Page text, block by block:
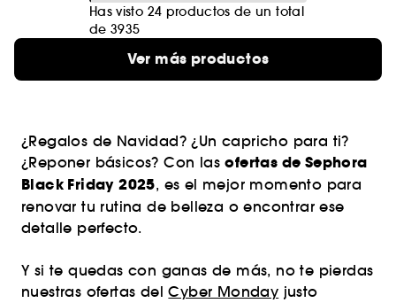
Has visto 24 productos de un total
de 3935
Ver más productos
¿Regalos de Navidad? ¿Un capricho para ti?
¿Reponer básicos? Con lasofertas de Sephora
Black Friday 2025, es el mejor momento para
renovar tu rutina de belleza o encontrar ese
detalle perfecto.
Y si te quedas con ganas de más, no te pierdas
nuestras ofertas delCyber Monday justo